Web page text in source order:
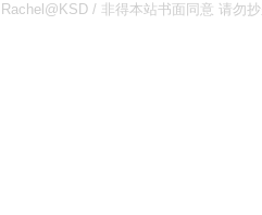
Rachel@KSD / 非得本站书面同意 请勿